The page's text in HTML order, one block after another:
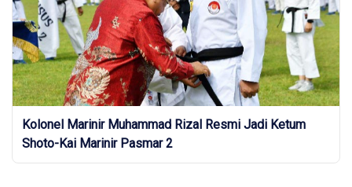
Kolonel Marinir Muhammad Rizal Resmi Jadi Ketum
Shoto-Kai Marinir Pasmar 2